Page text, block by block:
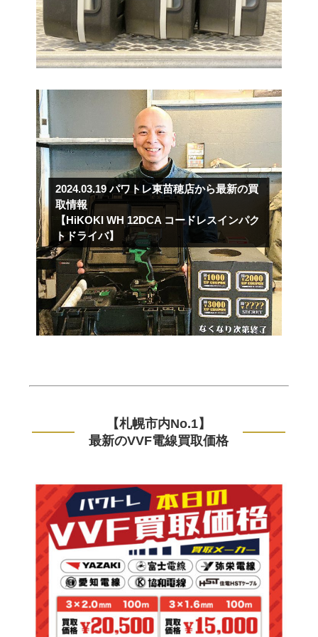
2024.03.19パワトレ東苗穂店から最新の買
取情報
【HiKOKI WH 12DCA コードレスインパク
トドライバ】
【札幌市内No.1】
最新のVVF電線買取価格